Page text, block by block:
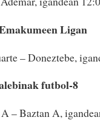
Ligan
– Doneztebe,
futbol-8
– Baztan A,